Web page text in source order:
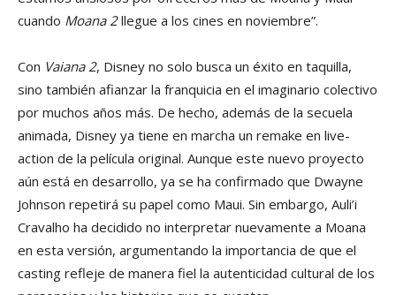
cuando Moana 2llegue a los cines en noviembre”.
Con Vaiana 2, Disney no solo busca un éxito en taquilla,
sino también afianzar la franquicia en el imaginario colectivo
por muchos años más. De hecho, además de la secuela
animada, Disney ya tiene en marcha un remake en live-
action de la película original. Aunque este nuevo proyecto
aún está en desarrollo, ya se ha confirmado que Dwayne
Johnson repetirá su papel como Maui. Sin embargo, Auli’i
Cravalho ha decidido no interpretar nuevamente a Moana
en esta versión, argumentando la importancia de que el
casting refleje de manera fiel la autenticidad cultural de los